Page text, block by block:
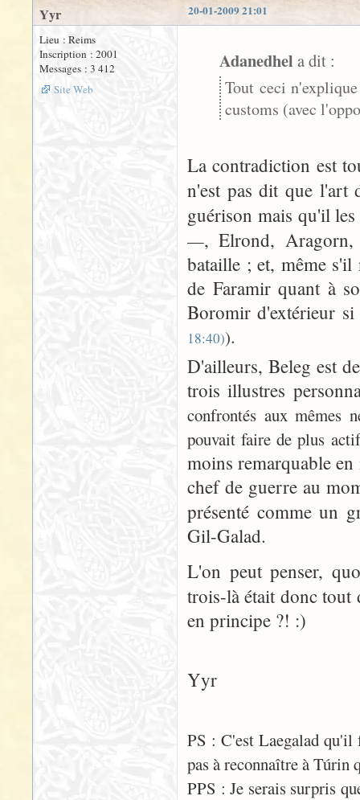
20-01-2009 21:01
Yyr
Lieu : Reims
Inscription : 2001
Messages : 3 412
Site Web
Adanedhel a dit :
Tout ceci
customs (avec
La contradiction est
n'est pas dit que l'art
guérison mais qu'il
—, Elrond,
bataille ; et, même s'il
de Faramir quant à
Boromir d'extérieur
18:40)).
D'ailleurs, Beleg est
trois illustres
confrontés aux mêmes
pouvait faire de plus
moins remarquable
chef de guerre au
présenté comme un
Gil-Galad.
L'on peut penser,
trois-là était donc tout
en principe ?! :)
Yyr
PS : C'est Laegalad
pas à reconnaître à Túrin
PPS : Je serais surpris